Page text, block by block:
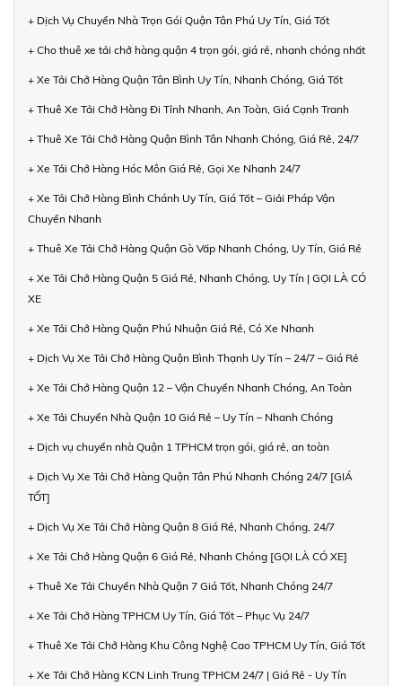
+ Dịch Vụ Chuyển Nhà Trọn Gói Quận Tân Phú Uy Tín, Giá Tốt
+ Cho thuê xe tải chở hàng quận 4 trọn gói, giá rẻ, nhanh chóng nhất
+ Xe Tải Chở Hàng Quận Tân Bình Uy Tín, Nhanh Chóng, Giá Tốt
+ Thuê Xe Tải Chở Hàng Đi Tỉnh Nhanh, An Toàn, Giá Cạnh Tranh
+ Thuê Xe Tải Chở Hàng Quận Bình Tân Nhanh Chóng, Giá Rẻ, 24/7
+ Xe Tải Chở Hàng Hóc Môn Giá Rẻ, Gọi Xe Nhanh 24/7
+ Xe Tải Chở Hàng Bình Chánh Uy Tín, Giá Tốt – Giải Pháp Vận
Chuyển Nhanh
+ Thuê Xe Tải Chở Hàng Quận Gò Vấp Nhanh Chóng, Uy Tín, Giá Rẻ
+ Xe Tải Chở Hàng Quận 5 Giá Rẻ, Nhanh Chóng, Uy Tín | GỌI LÀ CÓ
XE
+ Xe Tải Chở Hàng Quận Phú Nhuận Giá Rẻ, Có Xe Nhanh
+ Dịch Vụ Xe Tải Chở Hàng Quận Bình Thạnh Uy Tín – 24/7 – Giá Rẻ
+ Xe Tải Chở Hàng Quận 12 – Vận Chuyển Nhanh Chóng, An Toàn
+ Xe Tải Chuyển Nhà Quận 10 Giá Rẻ – Uy Tín – Nhanh Chóng
+ Dịch vụ chuyển nhà Quận 1 TPHCM trọn gói, giá rẻ, an toàn
+ Dịch Vụ Xe Tải Chở Hàng Quận Tân Phú Nhanh Chóng 24/7 [GIÁ
TỐT]
+ Dịch Vụ Xe Tải Chở Hàng Quận 8 Giá Rẻ, Nhanh Chóng, 24/7
+ Xe Tải Chở Hàng Quận 6 Giá Rẻ, Nhanh Chóng [GỌI LÀ CÓ XE]
+ Thuê Xe Tải Chuyển Nhà Quận 7 Giá Tốt, Nhanh Chóng 24/7
+ Xe Tải Chở Hàng TPHCM Uy Tín, Giá Tốt – Phục Vụ 24/7
+ Thuê Xe Tải Chở Hàng Khu Công Nghệ Cao TPHCM Uy Tín, Giá Tốt
+ Xe Tải Chở Hàng KCN Linh Trung TPHCM 24/7 | Giá Rẻ - Uy Tín